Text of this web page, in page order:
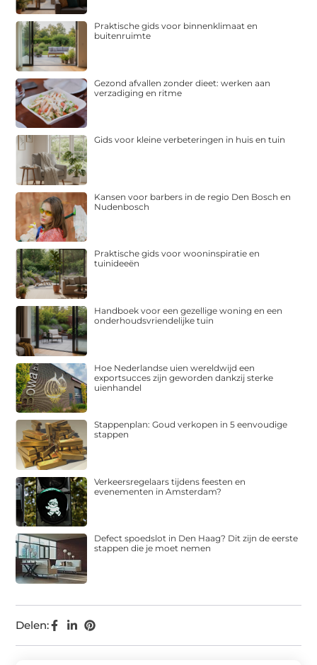
Delen:
Praktische gids voor binnenklimaat en
buitenruimte
Gezond afvallen zonder dieet: werken aan
verzadiging en ritme
Gids voor kleine verbeteringen in huis en tuin
Kansen voor barbers in de regio Den Bosch en
Nudenbosch
Praktische gids voor wooninspiratie en
tuinideeën
Handboek voor een gezellige woning en een
onderhoudsvriendelijke tuin
Hoe Nederlandse uien wereldwijd een
exportsucces zijn geworden dankzij sterke
uienhandel
Stappenplan: Goud verkopen in 5 eenvoudige
stappen
Verkeersregelaars tijdens feesten en
evenementen in Amsterdam?
Defect spoedslot in Den Haag? Dit zijn de eerste
stappen die je moet nemen